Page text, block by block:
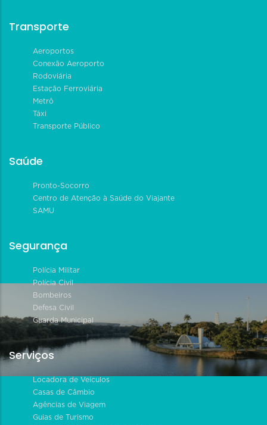
Transporte
Aeroportos
Conexão Aeroporto
Rodoviária
Estação Ferroviária
Metrô
Táxi
Transporte Público
Saúde
Pronto-Socorro
Centro de Atenção à Saúde do Viajante
SAMU
Segurança
Polícia Militar
Polícia Civil
Bombeiros
Defesa Civil
Guarda Municipal
Serviços
Locadora de Veículos
Casas de Câmbio
Agências de Viagem
Guias de Turismo